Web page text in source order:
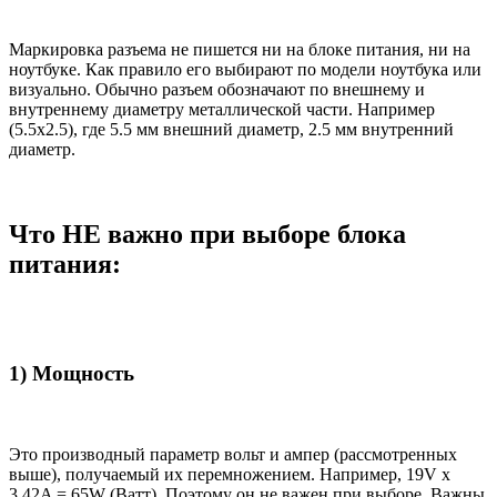
Маркировка разъема не пишется ни на блоке питания, ни на
ноутбуке. Как правило его выбирают по модели ноутбука или
визуально. Обычно разъем обозначают по внешнему и
внутреннему диаметру металлической части. Например
(5.5x2.5), где 5.5 мм внешний диаметр, 2.5 мм внутренний
диаметр.
Что НЕ важно при выборе блока
питания:
1) Мощность
Это производный параметр вольт и ампер (рассмотренных
выше), получаемый их перемножением. Например, 19V x